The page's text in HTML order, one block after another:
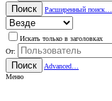
Поиск Расширенный поиск…
Искать только в заголовках
От:
Поиск
Advanced…
Меню